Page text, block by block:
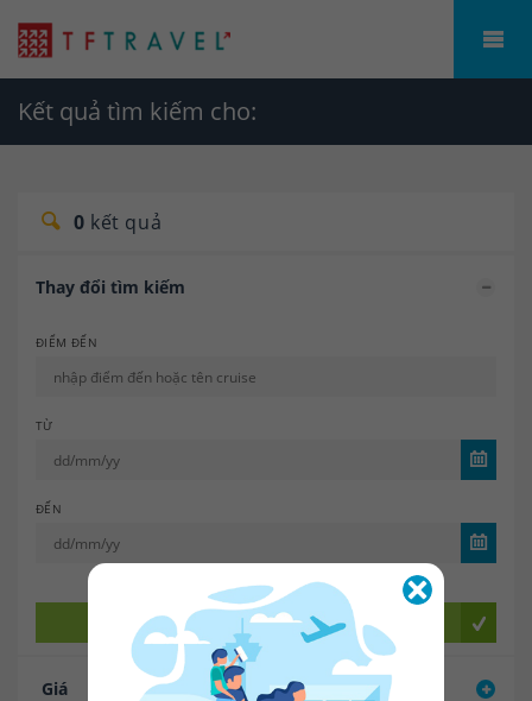
Kết quả tìm kiếm cho:
0 kết quả
Thay đổi tìm kiếm
ĐIỂM ĐẾN
TỪ
ĐẾN
TÌM NGAY
Giá